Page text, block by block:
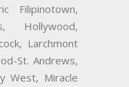
Filipinotown,
Hollywood,
Larchmont
St. Andrews,
West, Miracle